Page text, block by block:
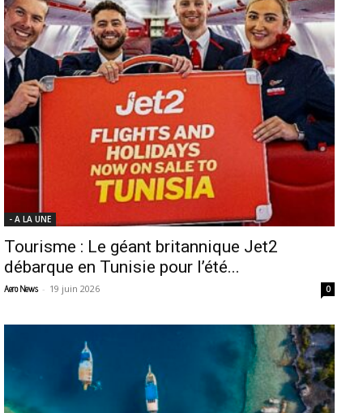
- A LA UNE
Tourisme : Le géant britannique Jet2
débarque en Tunisie pour l’été...
Aero News - 19 juin 2026 0